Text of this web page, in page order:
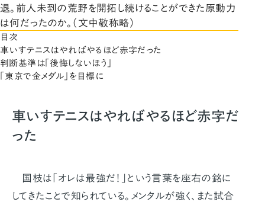
退。前人未到の荒野を開拓し続けることができた原動力
は何だったのか。（文中敬称略）
目次
車いすテニスはやればやるほど赤字だった
判断基準は「後悔しないほう」
「東京で金メダル」を目標に
車いすテニスはやればやるほど赤字だ
った
国枝は「オレは最強だ！」という言葉を座右の銘に
してきたことで知られている。メンタルが強く、また試合